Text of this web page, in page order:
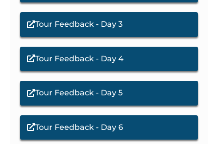
Tour Feedback - Day 3
Tour Feedback - Day 4
Tour Feedback - Day 5
Tour Feedback - Day 6